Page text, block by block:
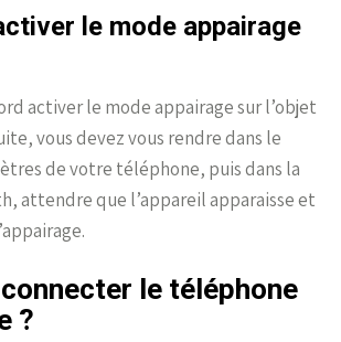
le mode appairage
activer le mode appairage sur l’objet
vous devez vous rendre dans le
de votre téléphone, puis dans la
attendre que l’appareil apparaisse et
le téléphone
?